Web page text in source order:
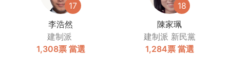
17
李浩然
建制派
1,308票 當選
18
陳家珮
建制派 新民黨
1,284票 當選